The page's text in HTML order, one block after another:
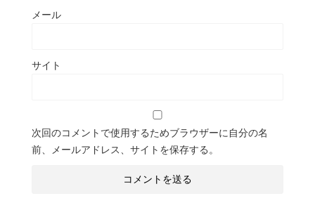
メール
サイト
次回のコメントで使用するためブラウザーに自分の名
前、メールアドレス、サイトを保存する。